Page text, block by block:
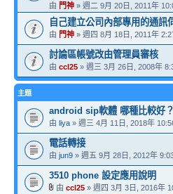
由 門神 » 週二 9月 20日, 2011年
自己建立公司內部專用的通
由 門神 » 週四 8月 18日, 2011年
討論區帳號改由管理員審核
由 ccl25 » 週三 3月 26日, 2008年
主題
android sip軟體 哪種比較好？
由 liya » 週三 4月 11日, 2018年
電話轉接
由 jun9 » 週五 9月 28日, 2012年
3510 phone 設定應用說明
由 ccl25 » 週四 3月 3日, 2016年